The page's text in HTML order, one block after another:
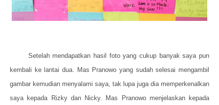
Setelah mendapatkan hasil foto yang cukup banyak saya pun
kembali ke lantai dua. Mas Pranowo yang sudah selesai mengambil
gambar kemudian menyalami saya, tak lupa juga dia memperkenalkan
saya kepada Rizky dan Nicky. Mas Pranowo menjelaskan kepada